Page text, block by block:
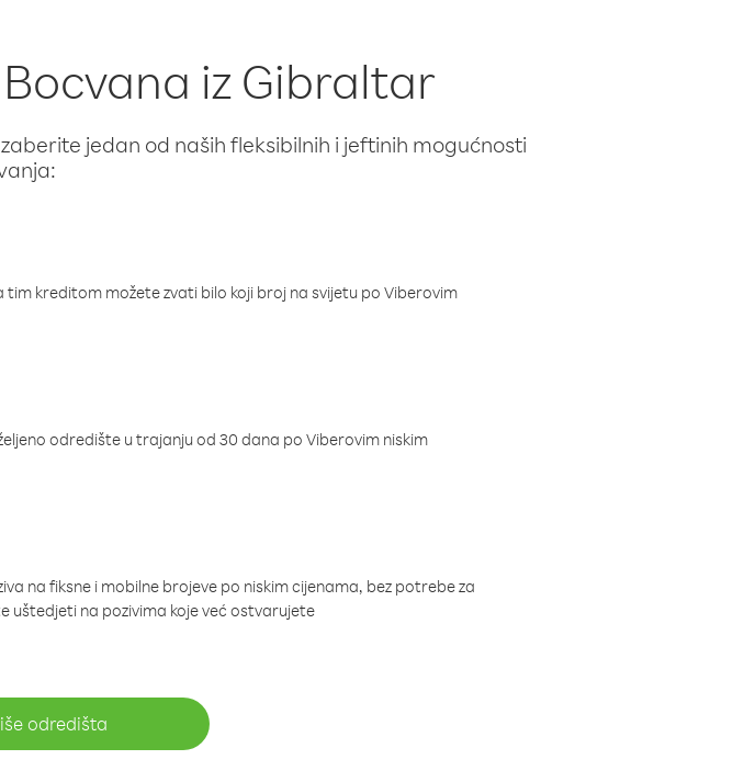
iz Gibraltar
jedan od naših fleksibilnih i jeftinih mogućnosti
kreditom možete zvati bilo koji broj na svijetu po Viberovim
odredište u trajanju od 30 dana po Viberovim niskim
na fiksne i mobilne brojeve po niskim cijenama, bez potrebe za
uštedjeti na pozivima koje već ostvarujete
odredišta